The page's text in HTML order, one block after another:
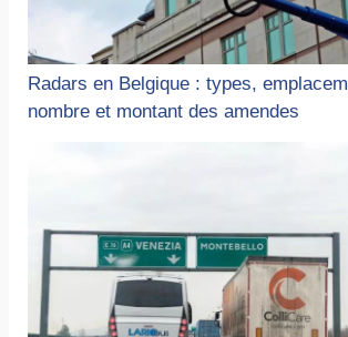
Radars en Belgique : types,
nombre et montant des amendes